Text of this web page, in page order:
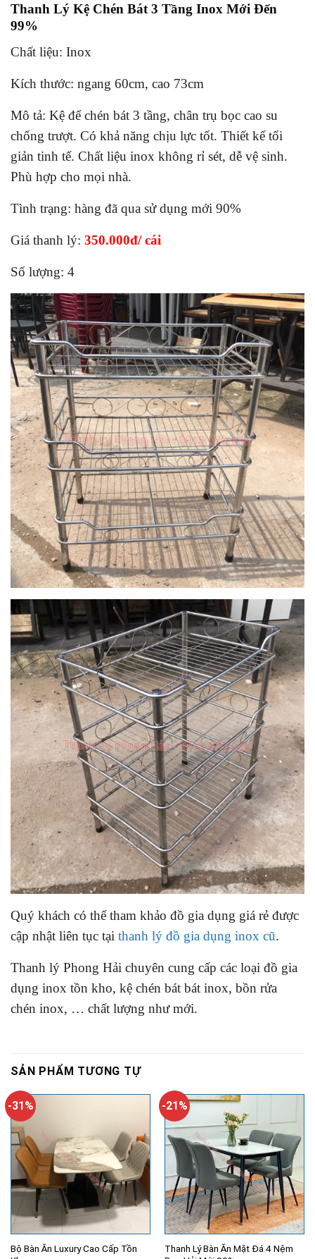
Thanh Lý Kệ Chén Bát 3 Tầng Inox Mới Đến
99%
Chất liệu: Inox
Kích thước: ngang 60cm, cao 73cm
Mô tả: Kệ để chén bát 3 tầng, chân trụ bọc cao su
chống trượt. Có khả năng chịu lực tốt. Thiết kế tối
giản tinh tế. Chất liệu inox không rỉ sét, dễ vệ sinh.
Phù hợp cho mọi nhà.
Tình trạng: hàng đã qua sử dụng mới 90%
Giá thanh lý: 350.000đ/ cái
Số lượng: 4
Quý khách có thể tham khảo đồ gia dụng giá rẻ được
cập nhật liên tục tại thanh lý đồ gia dụng inox cũ.
Thanh lý Phong Hải chuyên cung cấp các loại đồ gia
dụng inox tồn kho, kệ chén bát bát inox, bồn rửa
chén inox, … chất lượng như mới.
SẢN PHẨM TƯƠNG TỰ
-31%
Bộ Bàn Ăn Luxury Cao Cấp Tồn
-21%
Thanh Lý Bàn Ăn Mặt Đá 4 Nệm